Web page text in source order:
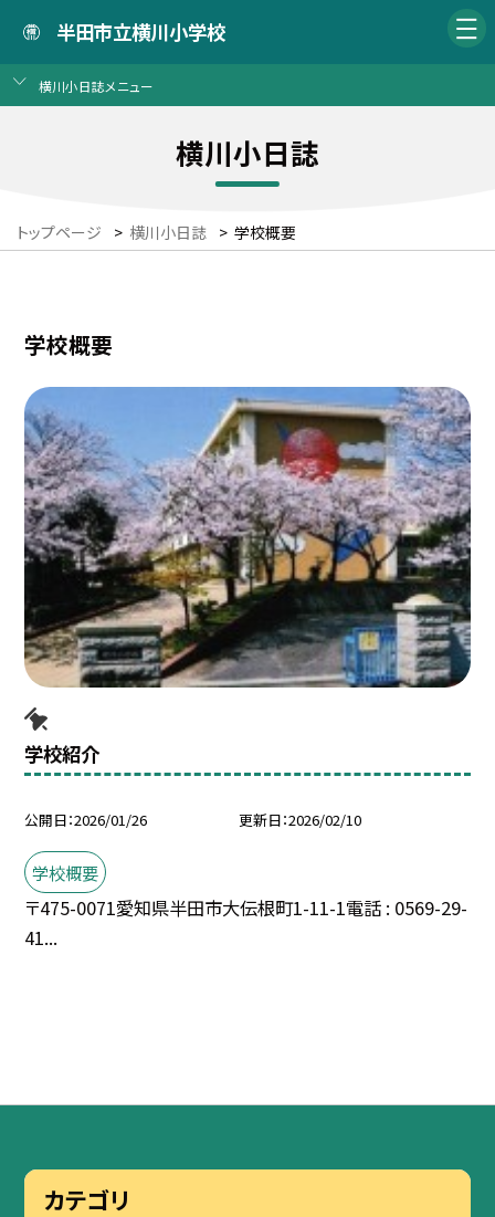
半田市立横川小学校
横川小日誌メニュー
横川小日誌
トップページ > 横川小日誌 > 学校概要
学校概要
学校紹介
公開日 2026/01/26 更新日 2026/02/10
学校概要
〒475-0071愛知県半田市大伝根町1-11-1電話 : 0569-29-
41...
カテゴリ